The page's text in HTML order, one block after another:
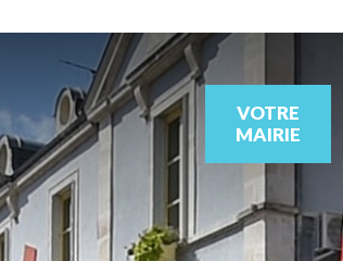
VOTRE
MAIRIE